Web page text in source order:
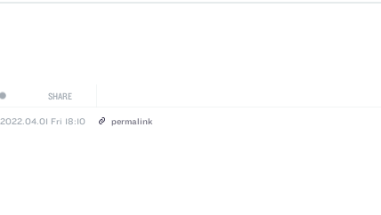
SHARE
2022.04.01 Fri 18:10 permalink